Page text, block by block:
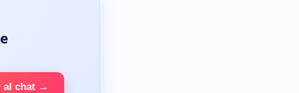
al chat →